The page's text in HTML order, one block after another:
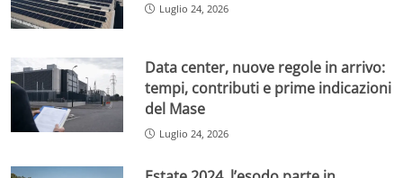
Luglio 24, 2026
Data center, nuove regole in arrivo:
tempi, contributi e prime indicazioni
del Mase
Luglio 24, 2026